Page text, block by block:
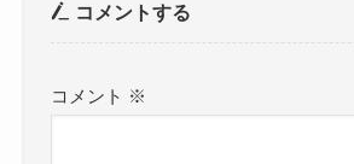
コメントする
コメント ※